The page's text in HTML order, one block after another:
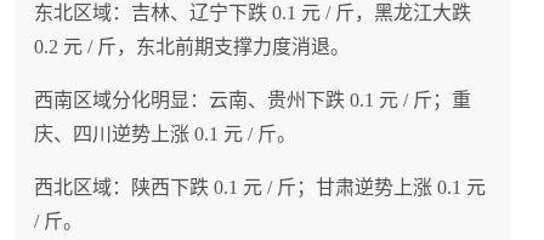
东北区域：吉林、辽宁下跌 0.1 元 / 斤，黑龙江大跌
0.2 元 / 斤，东北前期支撑力度消退。
西南区域分化明显：云南、贵州下跌 0.1 元 / 斤；重
庆、四川逆势上涨 0.1 元 / 斤。
西北区域：陕西下跌 0.1 元 / 斤；甘肃逆势上涨 0.1 元
/ 斤。